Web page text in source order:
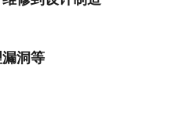
洞等